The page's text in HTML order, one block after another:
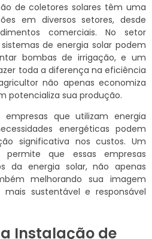
de coletores solares têm uma
em diversos setores, desde
comerciais. No setor
de energia solar podem
bombas de irrigação, e um
toda a diferença na eficiência
não apenas economiza
potencializa sua produção.
que utilizam energia
energéticas podem
significativa nos custos. Um
que essas empresas
da energia solar, não apenas
melhorando sua imagem
sustentável e responsável
Instalação de